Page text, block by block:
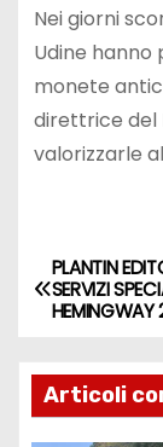
Nei giorni
Udine
monete
direttrice del
valorizzarle
PLANTIN
SERVIZI
Articoli